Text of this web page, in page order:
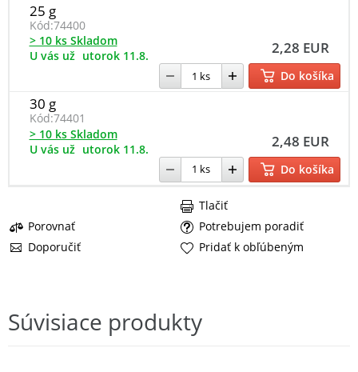
25 g
Kód:74400
2,28 EUR
> 10 ks Skladom
U vás už utorok 11.8.
Do košíka
30 g
Kód:74401
2,48 EUR
> 10 ks Skladom
U vás už utorok 11.8.
Do košíka
Porovnať
Potrebujem poradiť
Doporučiť
Tlačiť
Pridať k obľúbeným
Súvisiace produkty